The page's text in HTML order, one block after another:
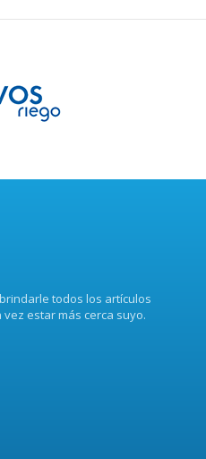
todos los artículos
estar más cerca suyo.